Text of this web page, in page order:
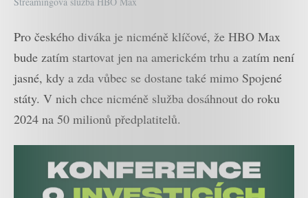
Pro českého diváka je nicméně klíčové, že HBO Max
bude zatím startovat jen na americkém trhu a zatím není
jasné, kdy a zda vůbec se dostane také mimo Spojené
státy. V nich chce nicméně služba dosáhnout do roku
2024 na 50 milionů předplatitelů.